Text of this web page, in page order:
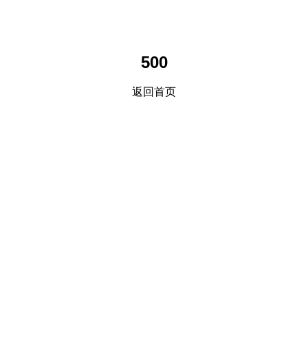
500
返回首页